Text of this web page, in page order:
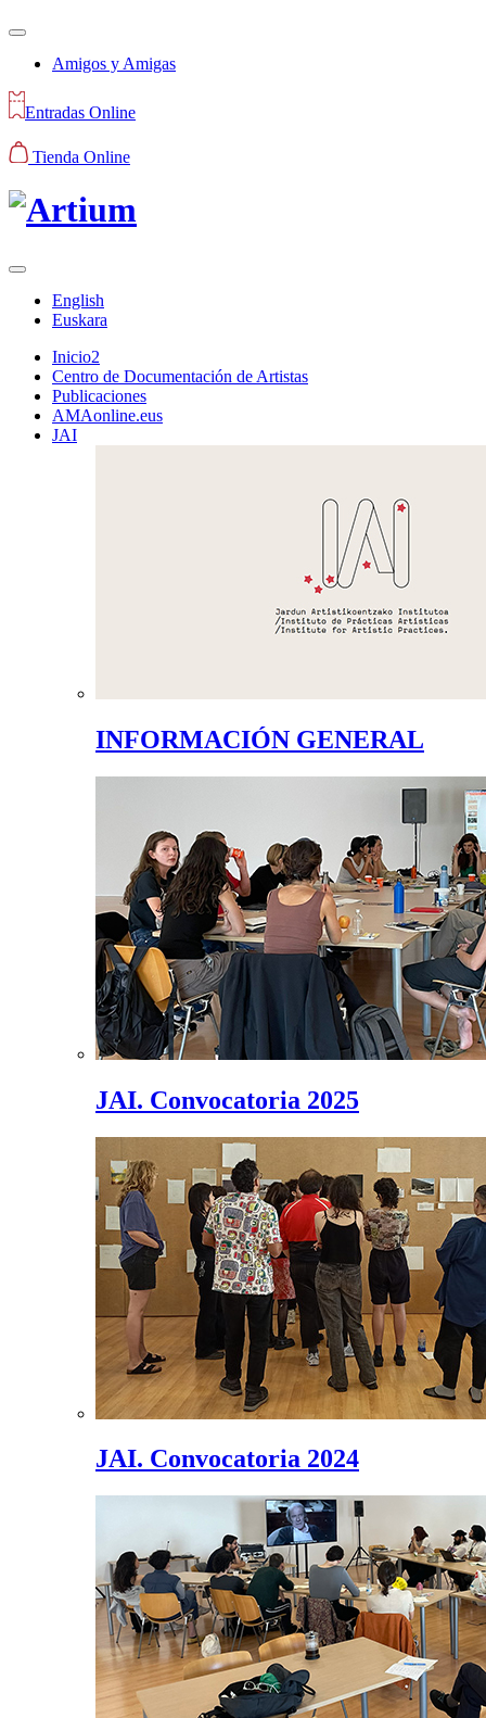
Amigos y Amigas
Entradas Online
Tienda Online
English
Euskara
Inicio2
Centro de Documentación de Artistas
Publicaciones
AMAonline.eus
JAI
INFORMACIÓN GENERAL
JAI. Convocatoria 2025
JAI. Convocatoria 2024